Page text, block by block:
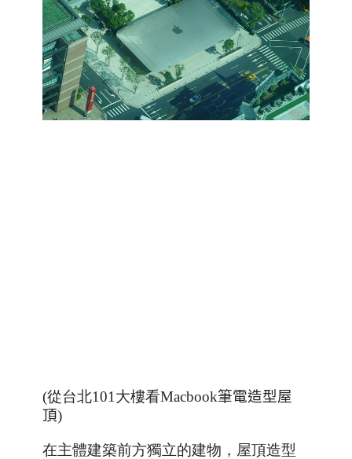
(從台北101大樓看Macbook筆電造型屋
頂)
在主體建築前方獨立的建物，屋頂造型